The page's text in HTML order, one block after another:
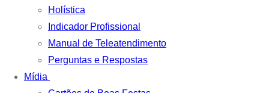
Holística
Indicador Profissional
Manual de Teleatendimento
Perguntas e Respostas
Mídia